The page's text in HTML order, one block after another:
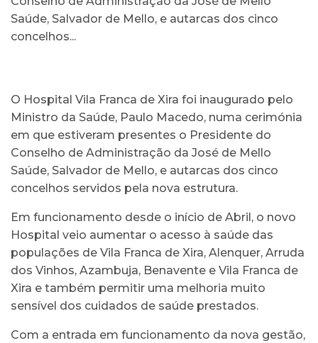
Saúde, Salvador de Mello, e autarcas dos cinco
concelhos...
O Hospital Vila Franca de Xira foi inaugurado pelo
Ministro da Saúde, Paulo Macedo, numa cerimónia
em que estiveram presentes o Presidente do
Conselho de Administração da José de Mello
Saúde, Salvador de Mello, e autarcas dos cinco
concelhos servidos pela nova estrutura.
Em funcionamento desde o início de Abril, o novo
Hospital veio aumentar o acesso à saúde das
populações de Vila Franca de Xira, Alenquer, Arruda
dos Vinhos, Azambuja, Benavente e Vila Franca de
Xira e também permitir uma melhoria muito
sensível dos cuidados de saúde prestados.
Com a entrada em funcionamento da nova gestão,